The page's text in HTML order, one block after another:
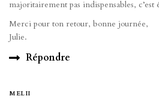
majoritairement pas indispensables, c’est
Merci pour ton retour, bonne journée,
Julie.
Répondre
MELII